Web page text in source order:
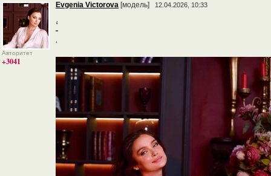
Авторитет
+3041
Evgenia Victorova [модель] 12.04.2026, 10:33
‘
‘